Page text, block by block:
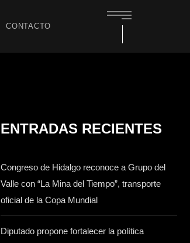
CONTACTO
ENTRADAS RECIENTES
Congreso de Hidalgo reconoce a Grupo del
Valle con “La Mina del Tiempo”, transporte
oficial de la Copa Mundial
Diputado propone fortalecer la política